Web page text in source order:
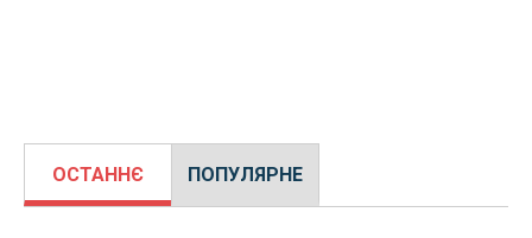
ОСТАННЄ ПОПУЛЯРНЕ